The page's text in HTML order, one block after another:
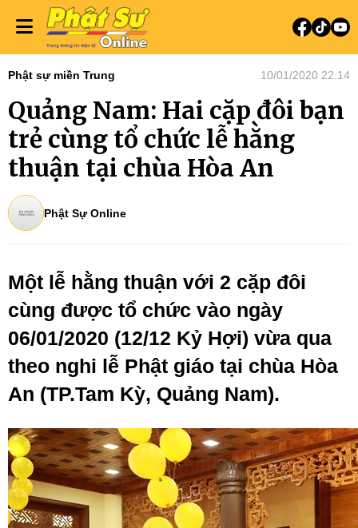
Phật sự miền Trung 10/01/2020 22:14
Quảng Nam: Hai cặp đôi bạn
trẻ cùng tổ chức lễ hằng
thuận tại chùa Hòa An
Phật Sự Online
Một lễ hằng thuận với 2 cặp đôi
cùng được tổ chức vào ngày
06/01/2020 (12/12 Kỷ Hợi) vừa qua
theo nghi lễ Phật giáo tại chùa Hòa
An (TP.Tam Kỳ, Quảng Nam).